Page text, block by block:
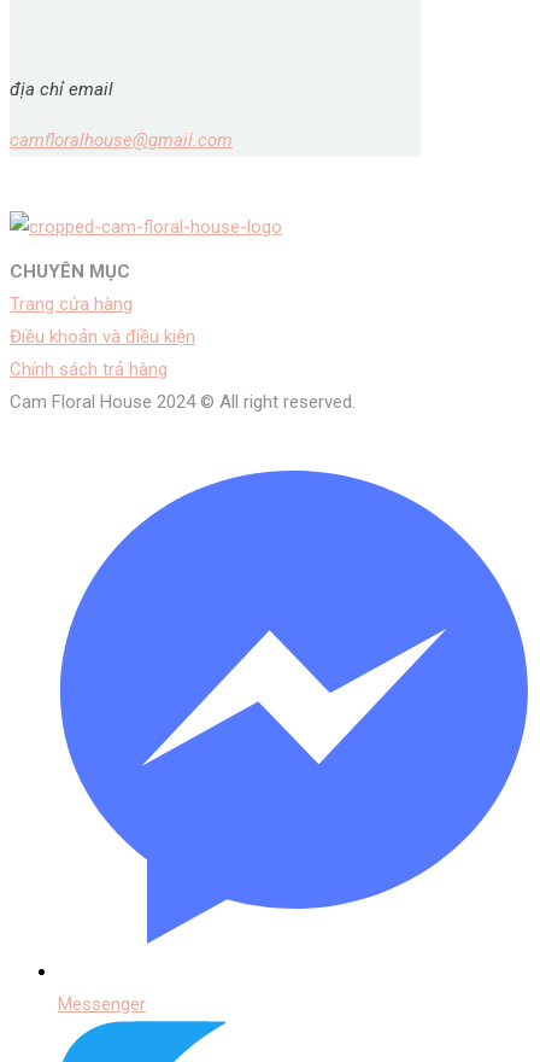
địa chỉ email
camfloralhouse@gmail.com
CHUYÊN MỤC
Trang cửa hàng
Điều khoản và điều kiện
Chính sách trả hàng
Cam Floral House 2024 © All right reserved.
Messenger